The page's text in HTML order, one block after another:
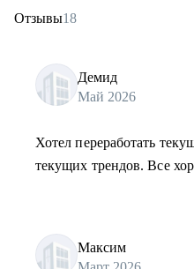
Отзывы18
Демид
Май 2026
Хотел переработать
текущих трендов. Все
Максим